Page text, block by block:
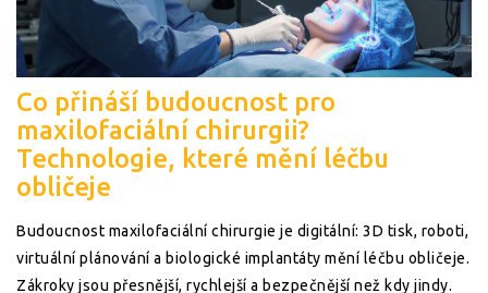
Co přináší budoucnost pro
maxilofaciální chirurgii?
Technologie, které mění léčbu
obličeje
Budoucnost maxilofaciální chirurgie je digitální: 3D tisk, roboti,
virtuální plánování a biologické implantáty mění léčbu obličeje.
Zákroky jsou přesnější, rychlejší a bezpečnější než kdy jindy.